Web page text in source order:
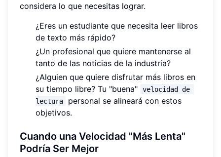
considera lo que necesitas lograr.
¿Eres un estudiante que necesita leer libros
de texto más rápido?
¿Un profesional que quiere mantenerse al
tanto de las noticias de la industria?
¿Alguien que quiere disfrutar más libros en
su tiempo libre? Tu "buena"
velocidad de
lectura
personal se alineará con estos
objetivos.
Cuando una Velocidad "Más Lenta"
Podría Ser Mejor